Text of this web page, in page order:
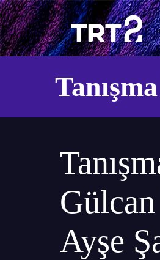
Ayşe